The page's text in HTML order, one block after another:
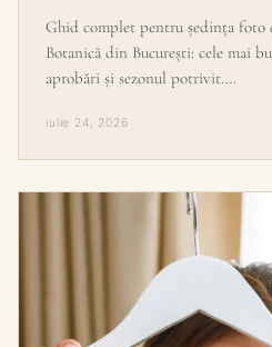
Ghid complet pentru ședința foto
Botanică din București: cele mai
aprobări și sezonul potrivit.…
iulie 24, 2026